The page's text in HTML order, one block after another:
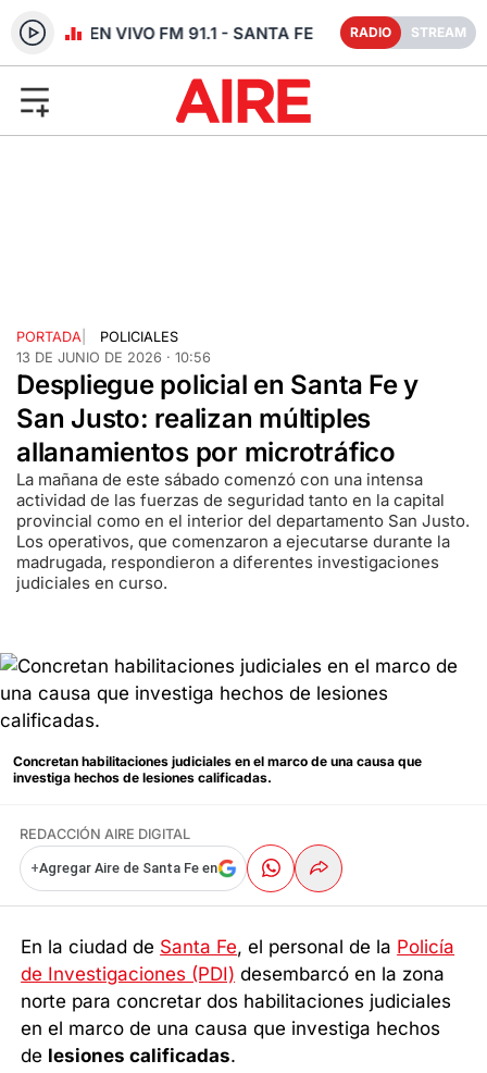
RADIO EN VIVO FM 91.1 - SANTA FE RADIO STREAM
PORTADA
POLICIALES
13 DE JUNIO DE 2026 · 10:56
Despliegue policial en Santa Fe y
San Justo: realizan múltiples
allanamientos por microtráfico
La mañana de este sábado comenzó con una intensa
actividad de las fuerzas de seguridad tanto en la capital
provincial como en el interior del departamento San Justo.
Los operativos, que comenzaron a ejecutarse durante la
madrugada, respondieron a diferentes investigaciones
judiciales en curso.
Concretan habilitaciones judiciales en el marco de una causa que
investiga hechos de lesiones calificadas.
REDACCIÓN AIRE DIGITAL
+Agregar Aire de Santa Fe en
En la ciudad de Santa Fe, el personal de la Policía
de Investigaciones (PDI) desembarcó en la zona
norte para concretar dos habilitaciones judiciales
en el marco de una causa que investiga hechos
de lesiones calificadas.